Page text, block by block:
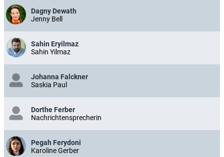
Dagny Dewath
Jenny Bell
Sahin Eryilmaz
Sahin Yilmaz
Johanna Falckner
Saskia Paul
Dorthe Ferber
Nachrichtensprecherin
Pegah Ferydoni
Karoline Gerber